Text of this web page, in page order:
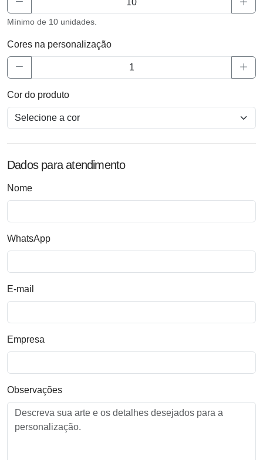
Mínimo de 10 unidades.
Cores na personalização
Cor do produto
Dados para atendimento
Nome
WhatsApp
E-mail
Empresa
Observações